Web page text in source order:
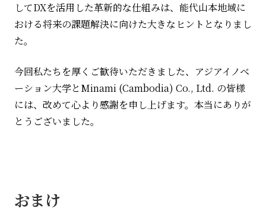
してDXを活用した革新的な仕組みは、能代山本地域に
おける将来の課題解決に向けた大きなヒントとなりまし
た。
今回私たちを厚くご歓待いただきました、アジアイノベ
ーション大学とMinami (Cambodia) Co., Ltd. の皆様
には、改めて心より感謝を申し上げます。本当にありが
とうございました。
おまけ